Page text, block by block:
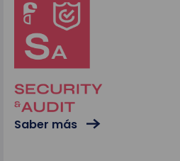
Saber más